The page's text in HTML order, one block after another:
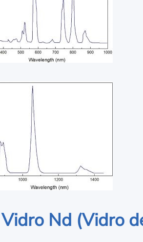
Vidro Nd (Vidro